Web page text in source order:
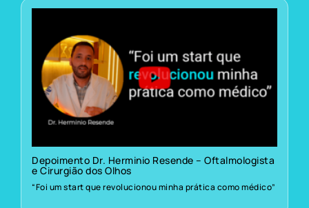
Depoimento Dr. Herminio Resende – Oftalmologista
e Cirurgião dos Olhos
“Foi um start que revolucionou minha prática como médico”